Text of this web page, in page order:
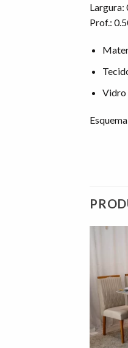
Largura:
Prof.:
Vidro